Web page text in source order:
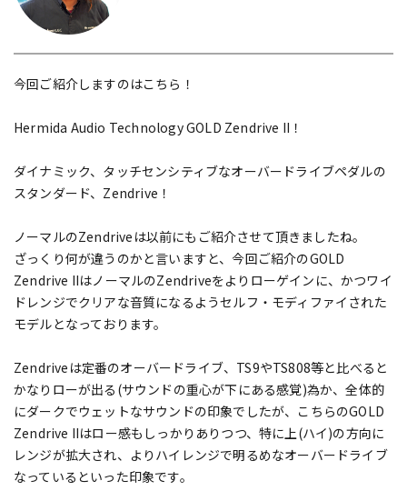
今回ご紹介しますのはこちら！
Hermida Audio Technology GOLD Zendrive II！
ダイナミック、タッチセンシティブなオーバードライブペダルの
スタンダード、Zendrive！
ノーマルのZendriveは以前にもご紹介させて頂きましたね。
ざっくり何が違うのかと言いますと、今回ご紹介のGOLD
Zendrive IIはノーマルのZendriveをよりローゲインに、かつワイ
ドレンジでクリアな音質になるようセルフ・モディファイされた
モデルとなっております。
Zendriveは定番のオーバードライブ、TS9やTS808等と比べると
かなりローが出る(サウンドの重心が下にある感覚)為か、全体的
にダークでウェットなサウンドの印象でしたが、こちらのGOLD
Zendrive IIはロー感もしっかりありつつ、特に上(ハイ)の方向に
レンジが拡大され、よりハイレンジで明るめなオーバードライブ
なっているといった印象です。